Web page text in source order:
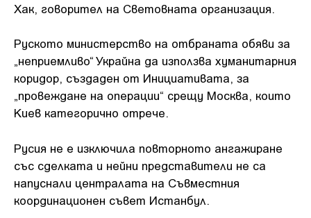
Хак, говорител на Световната организация.
Руското министерство на отбраната обяви за
„неприемливо“ Украйна да използва хуманитарния
коридор, създаден от Инициативата, за
„провеждане на операции“ срещу Москва, които
Киев категорично отрече.
Русия не е изключила повторното ангажиране
със сделката и нейни представители не са
напуснали централата на Съвместния
координационен съвет Истанбул.